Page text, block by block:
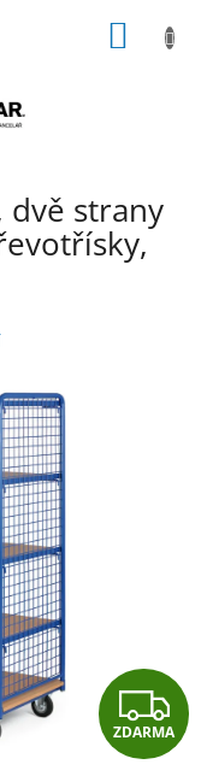
dvě strany
Z
D
ZDARMA